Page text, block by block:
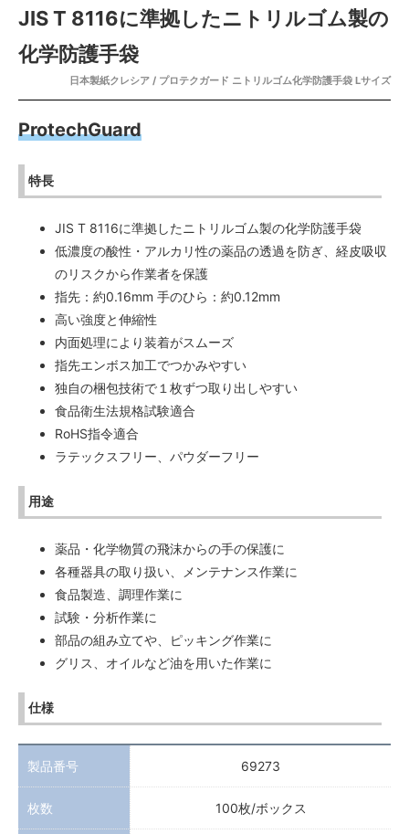
JIS T 8116に準拠したニトリルゴム製の
化学防護手袋
日本製紙クレシア / プロテクガード ニトリルゴム化学防護手袋 Lサイズ
ProtechGuard
特長
JIS T 8116に準拠したニトリルゴム製の化学防護手袋
低濃度の酸性・アルカリ性の薬品の透過を防ぎ、経皮吸収
のリスクから作業者を保護
指先：約0.16mm 手のひら：約0.12mm
高い強度と伸縮性
内面処理により装着がスムーズ
指先エンボス加工でつかみやすい
独自の梱包技術で１枚ずつ取り出しやすい
食品衛生法規格試験適合
RoHS指令適合
ラテックスフリー、パウダーフリー
用途
薬品・化学物質の飛沫からの手の保護に
各種器具の取り扱い、メンテナンス作業に
食品製造、調理作業に
試験・分析作業に
部品の組み立てや、ピッキング作業に
グリス、オイルなど油を用いた作業に
仕様
製品番号 69273
枚数 100枚/ボックス